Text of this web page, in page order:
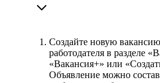
Создайте новую
работодателя в разделе
«Вакансия+» или
Объявление можно